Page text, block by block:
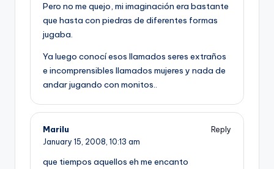
Pero no me quejo, mi imaginación era bastante
que hasta con piedras de diferentes formas
jugaba.
Ya luego conocí­ esos llamados seres extraños
e incomprensibles llamados mujeres y nada de
andar jugando con monitos..
Marilu
Reply
January 15, 2008, 10:13 am
que tiempos aquellos eh me encanto